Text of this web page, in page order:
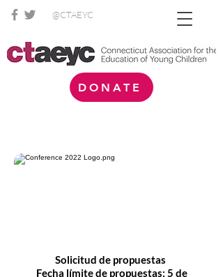
@CTAEYC
DONATE
Solicitud de propuestas
Fecha límite de propuestas: 5 de